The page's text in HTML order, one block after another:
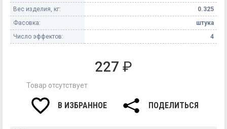
Вес изделия, кг:
0.325
Фасовка:
штука
Число эффектов:
4
227 ₽
Товар отсутствует
В ИЗБРАННОЕ ПОДЕЛИТЬСЯ